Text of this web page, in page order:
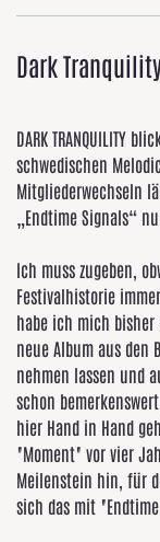
Dark
DARK TRANQUILITY
schwedischen
Mitgliederwechseln
„Endtime Signals“
Ich muss zugeben,
Festivalhistorie
habe ich mich
neue Album aus den
nehmen lassen und
schon
hier Hand in Hand
"Moment" vor vier
Meilenstein hin, für
sich das mit